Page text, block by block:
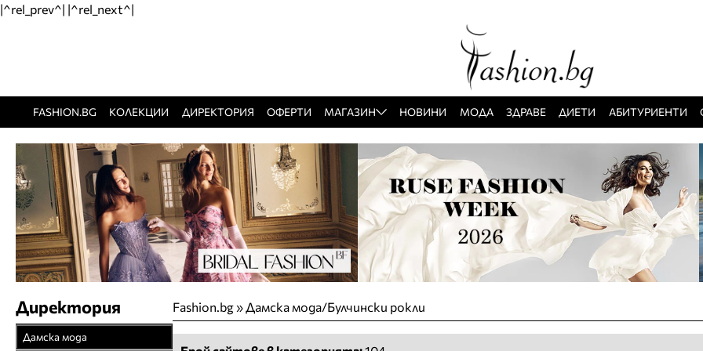
|^rel_prev^| |^rel_next^|
FASHION.BG КОЛЕКЦИИ ДИРЕКТОРИЯ ОФЕРТИ МАГАЗИН НОВИНИ МОДА ЗДРАВЕ ДИЕТИ АБИТУРИЕНТИ
Fashion.bg»Дамска мода/Булчински рокли
Директория
Дамска мода